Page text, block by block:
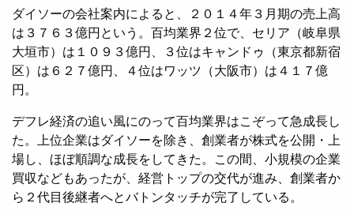
​ダイソーの会社案内によると、２０１４年３月期の売上高
は３７６３億円という。百均業界２位で、セリア（岐阜県
大垣市）は１０９３億円、３位はキャンドゥ（東京都新宿
区）は６２７億円、４位はワッツ（大阪市）は４１７億
円。
デフレ経済の追い風にのって百均業界はこぞって急成長し
た。上位企業はダイソーを除き、創業者が株式を公開・上
場し、ほぼ順調な成長をしてきた。この間、小規模の企業
買収などもあったが、経営トップの交代が進み、創業者か
ら２代目後継者へとバトンタッチが完了している。